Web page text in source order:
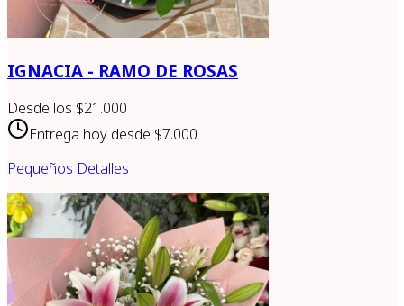
IGNACIA - RAMO DE ROSAS
Desde los $21.000
Entrega hoy desde $7.000
Pequeños Detalles